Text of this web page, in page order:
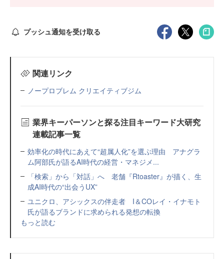
プッシュ通知を受け取る
関連リンク
ノープロブレム クリエイティブジム
業界キーパーソンと探る注目キーワード大研究
連載記事一覧
効率化の時代にあえて“超属人化”を選ぶ理由 アナグラ
ム阿部氏が語るAI時代の経営・マネジメ...
「検索」から「対話」へ 老舗『Rtoaster』が描く、生
成AI時代の“出会うUX”
ユニクロ、アシックスの伴走者 I＆COレイ・イナモト
氏が語るブランドに求められる発想の転換
もっと読む